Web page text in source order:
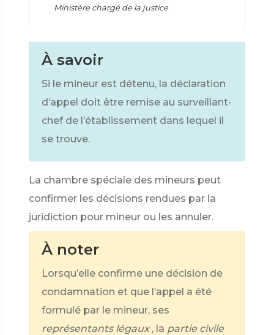
Ministère chargé de la justice
À savoir
Si le mineur est détenu, la déclaration
d’appel doit être remise au surveillant-
chef de l’établissement dans lequel il
se trouve.
La chambre spéciale des mineurs peut
confirmer les décisions rendues par la
juridiction pour mineur ou les annuler.
À noter
Lorsqu’elle confirme une décision de
condamnation et que l’appel a été
formulé par le mineur, ses
représentants légaux , la partie civile